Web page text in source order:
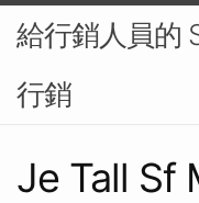
給行銷人員的
行銷
Je Tall Sf